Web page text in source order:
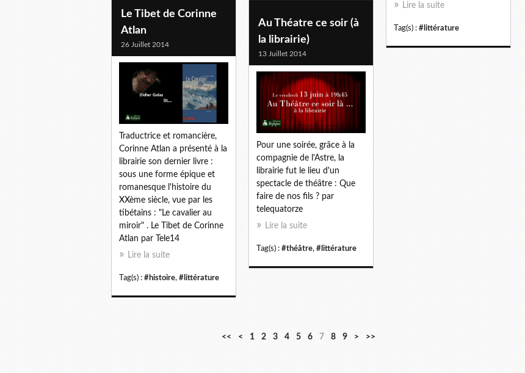
Lire la suite
Tag(s) : #littérature
Le Tibet de Corinne
Atlan
26 Juillet 2014
Traductrice et romancière,
Corinne Atlan a présenté à la
librairie son dernier livre :
sous une forme épique et
romanesque l'histoire du
XXème siècle, vue par les
tibétains : "Le cavalier au
miroir" . Le Tibet de Corinne
Atlan par Tele14
Lire la suite
Tag(s) : #histoire, #littérature
Au Théatre ce soir (à
la librairie)
13 Juillet 2014
Pour une soirée, grâce à la
compagnie de l'Astre, la
librairie fut le lieu d'un
spectacle de théâtre : Que
faire de nos fils ? par
telequatorze
Lire la suite
Tag(s) : #théâtre, #littérature
<< < 1 2 3 4 5 6 7 8 9 > >>